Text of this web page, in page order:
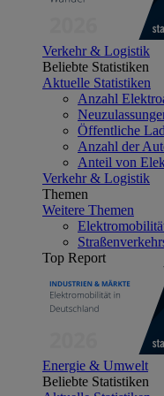
Verkehr & Logistik
Beliebte Statistiken
Aktuelle Statistiken
Anzahl
Öffentliche
Anzahl der
Anteil von
Verkehr & Logistik
Themen
Weitere Themen
Top Report
Energie & Umwelt
Beliebte Statistiken